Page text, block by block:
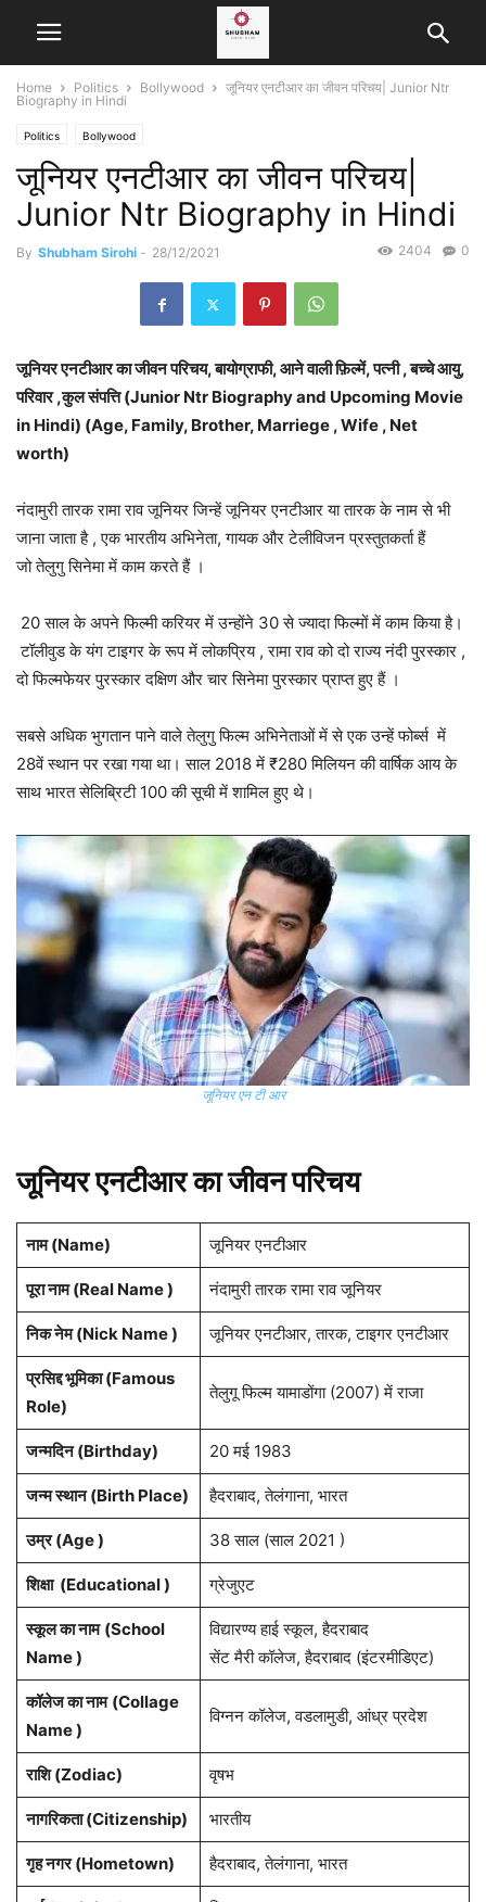
Home Politics Bollywood
जूनियर एनटीआर का जीवन परिचय| Junior Ntr
Biography in Hindi
Politics Bollywood
जूनियर एनटीआर का जीवन परिचय|
Junior Ntr Biography in Hindi
By Shubham Sirohi - 28/12/2021 0
2404
जूनियर एनटीआर का जीवन परिचय, बायोग्राफी, आने वाली फ़िल्में, पत्नी , बच्चे आयु,
परिवार ,कुल संपत्ति (Junior Ntr Biography and Upcoming Movie
in Hindi) (Age, Family, Brother, Marriege , Wife , Net
worth)
नंदामुरी तारक रामा राव जूनियर जिन्हें जूनियर एनटीआर या तारक के नाम से भी
जाना जाता है , एक भारतीय अभिनेता, गायक और टेलीविजन प्रस्तुतकर्ता हैं
जो तेलुगु सिनेमा में काम करते हैं ।
20 साल के अपने फिल्मी करियर में उन्होंने 30 से ज्यादा फिल्मों में काम किया है।
टॉलीवुड के यंग टाइगर के रूप में लोकप्रिय , रामा राव को दो राज्य नंदी पुरस्कार ,
दो फिल्मफेयर पुरस्कार दक्षिण और चार सिनेमा पुरस्कार प्राप्त हुए हैं ।
सबसे अधिक भुगतान पाने वाले तेलुगु फिल्म अभिनेताओं में से एक उन्हें फोर्ब्स में
28वें स्थान पर रखा गया था। साल 2018 में ₹280 मिलियन की वार्षिक आय के
साथ भारत सेलिब्रिटी 100 की सूची में शामिल हुए थे।
जूनियर एन टी आर
जूनियर एनटीआर का जीवन परिचय
नाम (Name) जूनियर एनटीआर
पूरा नाम (Real Name ) नंदामुरी तारक रामा राव जूनियर
निक नेम (Nick Name ) जूनियर एनटीआर, तारक, टाइगर एनटीआर
प्रसिद्द भूमिका (Famous
Role)
तेलुगू फिल्म यामाडोंगा (2007) में राजा
जन्मदिन (Birthday) 20 मई 1983
जन्म स्थान (Birth Place) हैदराबाद, तेलंगाना, भारत
उम्र (Age ) 38 साल (साल 2021 )
शिक्षा (Educational ) ग्रेजुएट
स्कूल का नाम (School
Name )
विद्यारण्य हाई स्कूल, हैदराबाद
सेंट मैरी कॉलेज, हैदराबाद (इंटरमीडिएट)
कॉलेज का नाम (Collage
Name )
विग्नन कॉलेज, वडलामुडी, आंध्र प्रदेश
राशि(Zodiac) वृषभ
नागरिकता(Citizenship) भारतीय
गृह नगर(Hometown) हैदराबाद, तेलंगाना, भारत